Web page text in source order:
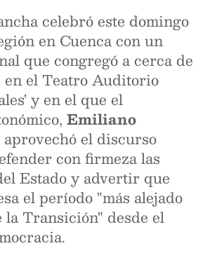
celebró este domingo
en Cuenca con un
que congregó a cerca de
en el Teatro Auditorio
y en el que el
Emiliano
aprovechó el discurso
con firmeza las
Estado y advertir que
el período "más alejado
Transición" desde el